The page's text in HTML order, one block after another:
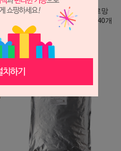
[무료드라이아이스포장] 구르망
스 미니 크루아상 18% 25gx40개
입
19,900 원